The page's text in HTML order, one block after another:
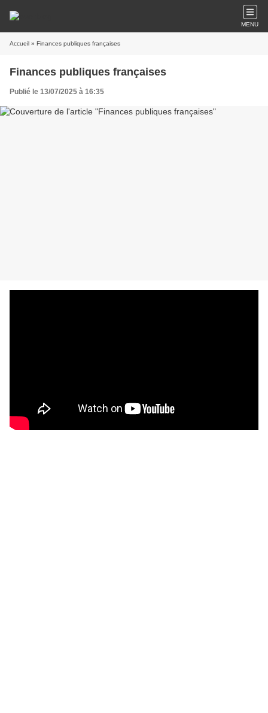
MENU
Accueil » Finances publiques françaises
Finances publiques françaises
Publié le 13/07/2025 à 16:35